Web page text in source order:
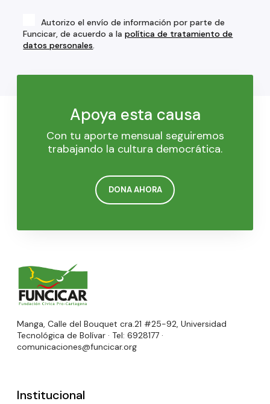
Autorizo el envío de información por parte de
Funcicar, de acuerdo a lapolítica de tratamiento de
datos personales
Apoya esta causa
Con tu aporte mensual seguiremos
trabajando la cultura democrática.
DONA AHORA
Manga, Calle del Bouquet cra.21 #25-92, Universidad
Tecnológica de Bolívar · Tel: 6928177 ·
comunicaciones@funcicar.org
Institucional